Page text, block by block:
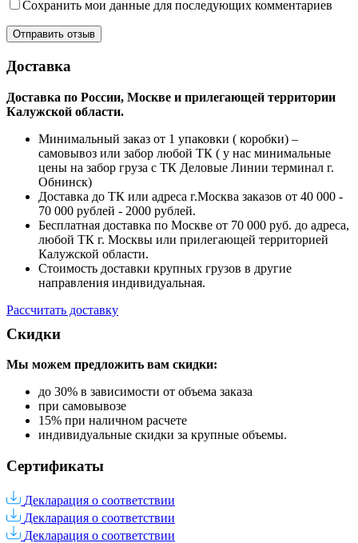
Сохранить мои данные для последующих комментариев
Доставка
Доставка по России, Москве и прилегающей территории
Калужской области.
Минимальный заказ от 1 упаковки ( коробки) –
самовывоз или забор любой ТК ( у нас минимальные
цены на забор груза с ТК Деловые Линии терминал г.
Обнинск)
Доставка до ТК или адреса г.Москва заказов от 40 000 -
70 000 рублей - 2000 рублей.
Бесплатная доставка по Москве от 70 000 руб. до адреса,
любой ТК г. Москвы или прилегающей территорией
Калужской области.
Стоимость доставки крупных грузов в другие
направления индивидуальная.
Рассчитать доставку
Скидки
Мы можем предложить вам скидки:
до 30% в зависимости от объема заказа
при самовывозе
15% при наличном расчете
индивидуальные скидки за крупные объемы.
Сертификаты
Декларация о соответствии
Декларация о соответствии
Декларация о соответствии